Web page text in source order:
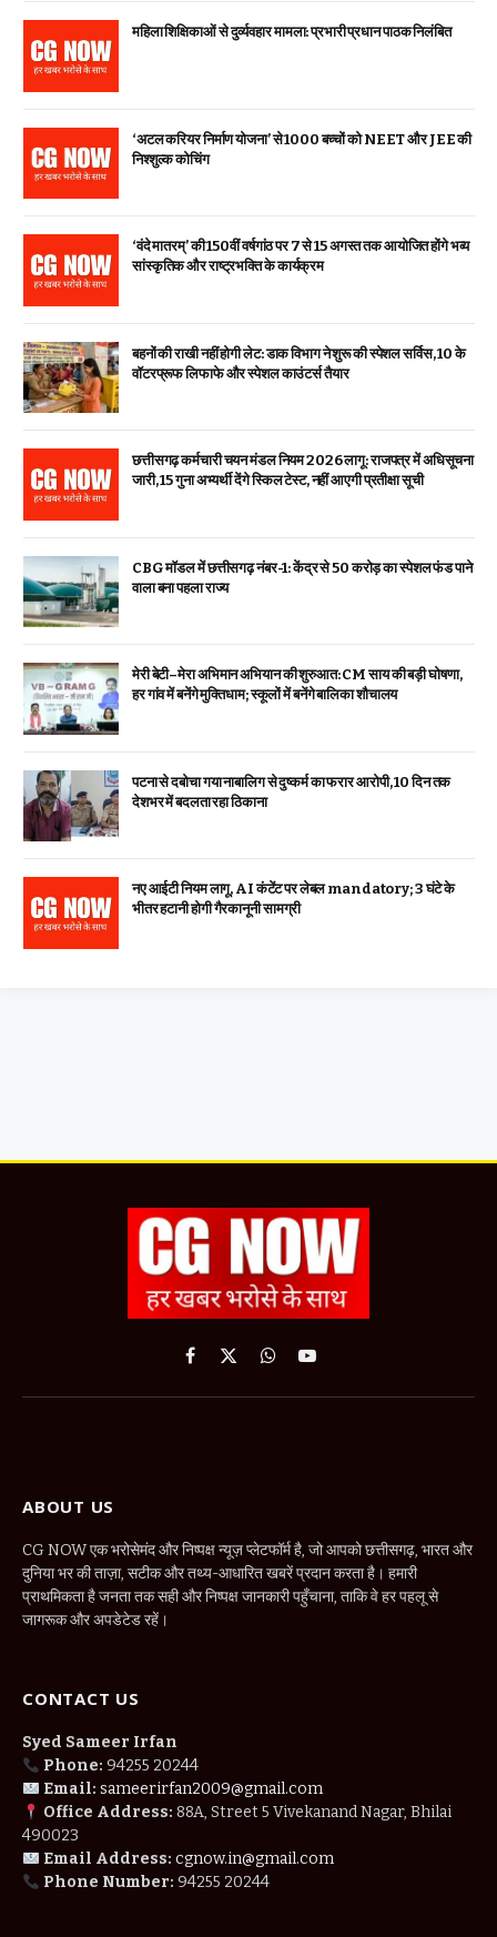
महिला शिक्षिकाओं से दुर्व्यवहार मामला: प्रभारी प्रधान पाठक निलंबित
‘अटल करियर निर्माण योजना’ से 1000 बच्चों को NEET और JEE की
निश्शुल्क कोचिंग
‘वंदे मातरम्’ की 150वीं वर्षगांठ पर 7 से 15 अगस्त तक आयोजित होंगे भव्य
सांस्कृतिक और राष्ट्रभक्ति के कार्यक्रम
बहनों की राखी नहीं होगी लेट: डाक विभाग ने शुरू की स्पेशल सर्विस, ₹10 के
वॉटरप्रूफ लिफाफे और स्पेशल काउंटर्स तैयार
छत्तीसगढ़ कर्मचारी चयन मंडल नियम 2026 लागू: राजपत्र में अधिसूचना
जारी, 15 गुना अभ्यर्थी देंगे स्किल टेस्ट, नहीं आएगी प्रतीक्षा सूची
CBG मॉडल में छत्तीसगढ़ नंबर-1: केंद्र से ₹50 करोड़ का स्पेशल फंड पाने
वाला बना पहला राज्य
मेरी बेटी–मेरा अभिमान अभियान की शुरुआत: CM साय की बड़ी घोषणा,
हर गांव में बनेंगे मुक्तिधाम; स्कूलों में बनेंगे बालिका शौचालय
पटना से दबोचा गया नाबालिग से दुष्कर्म का फरार आरोपी, 10 दिन तक
देशभर में बदलता रहा ठिकाना
नए आईटी नियम लागू, AI कंटेंट पर लेबल mandatory; 3 घंटे के
भीतर हटानी होगी गैरकानूनी सामग्री
Facebook
X
WhatsApp
YouTube
ABOUT US
CG NOW एक भरोसेमंद और निष्पक्ष न्यूज़ प्लेटफॉर्म है, जो आपको छत्तीसगढ़, भारत और
दुनिया भर की ताज़ा, सटीक और तथ्य-आधारित खबरें प्रदान करता है। हमारी
प्राथमिकता है जनता तक सही और निष्पक्ष जानकारी पहुँचाना, ताकि वे हर पहलू से
जागरूक और अपडेटेड रहें।
CONTACT US
Syed Sameer Irfan
Phone: 94255 20244
Email: sameerirfan2009@gmail.com
Office Address: 88A, Street 5 Vivekanand Nagar, Bhilai
490023
Email Address: cgnow.in@gmail.com
Phone Number: 94255 20244